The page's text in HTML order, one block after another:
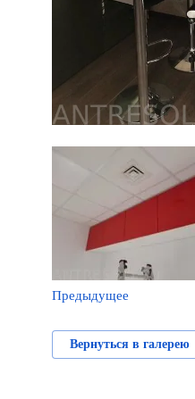
Предыдущее
Вернуться в галерею